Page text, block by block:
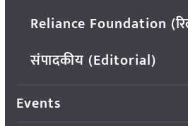
Reliance Foundation
संपादकीय (Editorial)
Events